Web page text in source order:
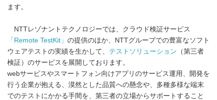
ます。
NTTレゾナントテクノロジーでは、クラウド検証サービス
「 Remote TestKit」 の提供のほか、NTTグループでの豊富なソフト
ウェアテストの実績を生かして、 テストソリューション （第三者
検証）のサービスを展開しております。
webサービスやスマートフォン向けアプリのサービス運用、開発を
行う企業が抱える、漠然とした品質への懸念や、多種多様な端末
でのテストにかかる手間を、第三者の立場からサポートすること